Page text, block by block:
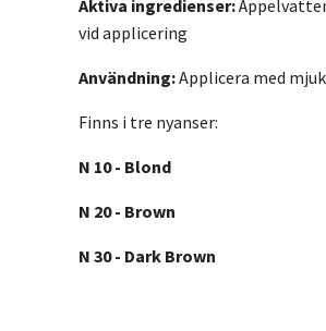
Aktiva ingredienser:
vid applicering
Användning:Applicera med
Finns i tre nyanser:
N 10 - Blond
N 20 - Brown
N 30 - Dark Brown